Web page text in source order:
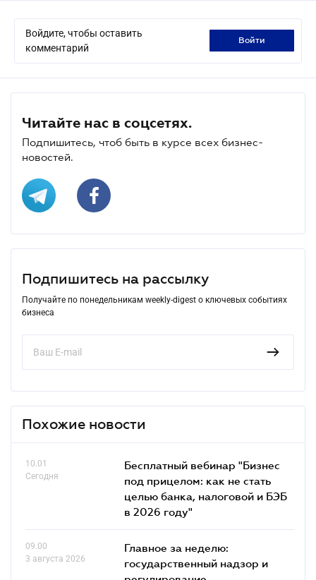
Войдите, чтобы оставить
комментарий
войти
Читайте нас в соцсетях.
Подпишитесь, чтоб быть в курсе всех бизнес-
новостей.
Подпишитесь на рассылку
Получайте по понедельникам weekly-digest о ключевых событиях
бизнеса
Похожие новости
10.01
Сегодня
Бесплатный вебинар "Бизнес
под прицелом: как не стать
целью банка, налоговой и БЭБ
в 2026 году"
09.00
3 августа 2026
Главное за неделю:
государственный надзор и